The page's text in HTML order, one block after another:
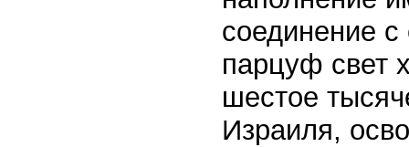
соединение с
парцуф свет
шестое
Израиля,